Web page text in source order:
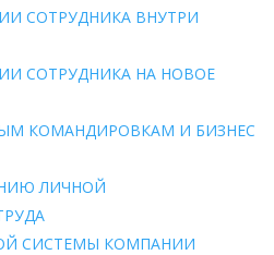
СОТРУДНИКА ВНУТРИ
СОТРУДНИКА НА НОВОЕ
КОМАНДИРОВКАМ И БИЗНЕС
ЛИЧНОЙ
СИСТЕМЫ КОМПАНИИ